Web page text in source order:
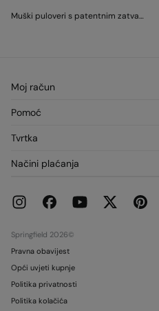
Muški puloveri s patentnim zatvaračem
Moj račun
Adrese za dostavu
Pomoć
Dostava
Trenutne promocije
Tvrtka
Franšize
Radi s nama
Načini plaćanja
Springfield 2026©
Pravna obavijest
Opći uvjeti kupnje
Politika privatnosti
Politika kolačića